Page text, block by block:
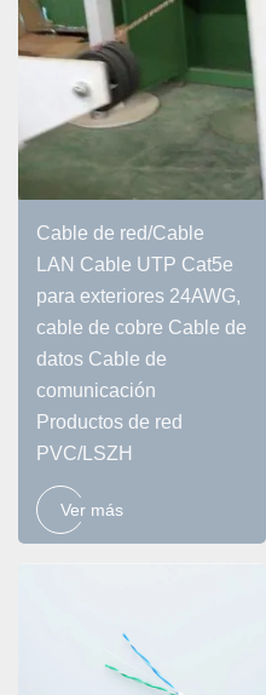
Cable de red/Cable
LAN Cable UTP Cat5e
para exteriores 24AWG,
cable de cobre Cable de
datos Cable de
comunicación
Productos de red
PVC/LSZH
Ver más